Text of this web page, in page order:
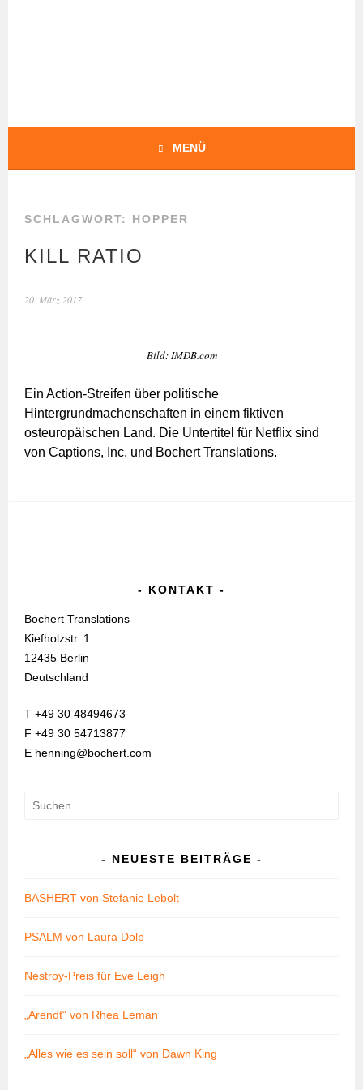
MENÜ
SCHLAGWORT: HOPPER
KILL RATIO
20. März 2017
Bild: IMDB.com
Ein Action-Streifen über politische
Hintergrundmachenschaften in einem fiktiven
osteuropäischen Land. Die Untertitel für Netflix sind
von Captions, Inc. und Bochert Translations.
KONTAKT
Bochert Translations
Kiefholzstr. 1
12435 Berlin
Deutschland
T +49 30 48494673
F +49 30 54713877
E henning@bochert.com
Suchen
NEUESTE BEITRÄGE
BASHERT von Stefanie Lebolt
PSALM von Laura Dolp
Nestroy-Preis für Eve Leigh
„Arendt“ von Rhea Leman
„Alles wie es sein soll“ von Dawn King